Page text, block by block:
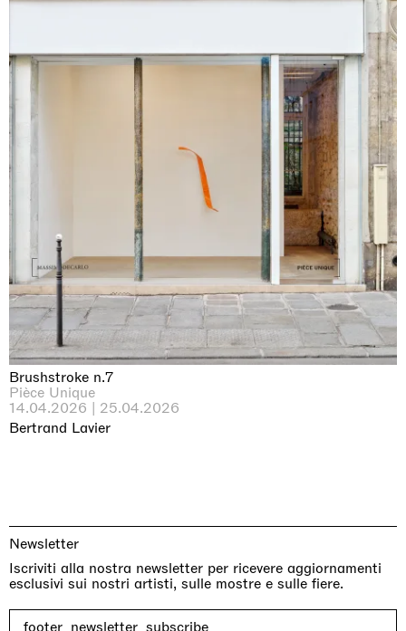
Brushstroke n.7
Pièce Unique
14.04.2026 | 25.04.2026
Bertrand Lavier
Newsletter
Iscriviti alla nostra newsletter per ricevere aggiornamenti
esclusivi sui nostri artisti, sulle mostre e sulle fiere.
footer_newsletter_subscribe